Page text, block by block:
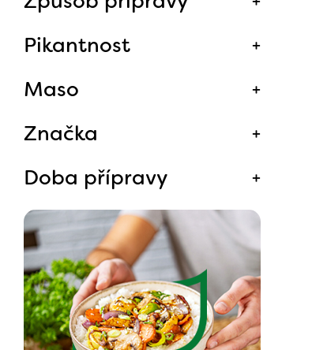
Pikantnost
Maso
Značka
Doba přípravy